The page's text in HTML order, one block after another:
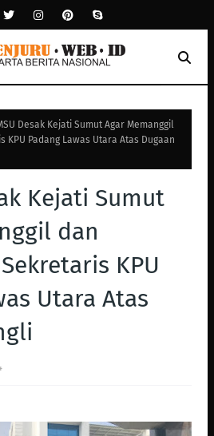
Desak Kejati Sumut Agar Memanggil
KPU Padang Lawas Utara Atas Dugaan
Kejati Sumut
dan
KPU
Utara Atas